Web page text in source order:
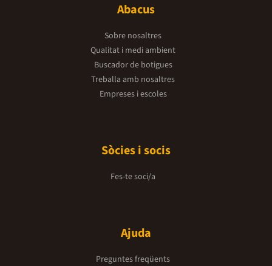
Abacus
Sobre nosaltres
Qualitat i medi ambient
Buscador de botigues
Treballa amb nosaltres
Empreses i escoles
Sòcies i socis
Fes-te soci/a
Ajuda
Preguntes freqüents